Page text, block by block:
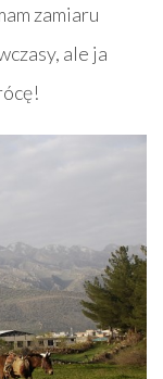
zamiaru
ale ja